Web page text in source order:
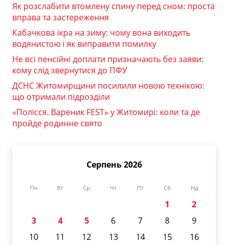
Як розслабити втомлену спину перед сном: проста
вправа та застереження
Кабачкова ікра на зиму: чому вона виходить
водянистою і як виправити помилку
Не всі пенсійні доплати призначають без заяви:
кому слід звернутися до ПФУ
ДСНС Житомирщини посилили новою технікою:
що отримали підрозділи
«Полісся. Вареник FEST» у Житомирі: коли та де
пройде родинне свято
Серпень 2026
Пн Вт Ср Чт Пт Сб Нд
1
2
3
4 5 6 7 8
9
10
11 12 13 14 15
16